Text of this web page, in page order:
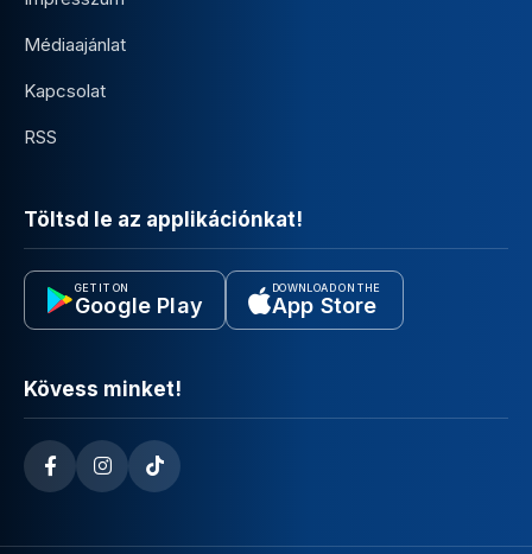
Médiaajánlat
Kapcsolat
RSS
Töltsd le az applikációnkat!
GET IT ON
Google Play
DOWNLOAD ON THE
App Store
Kövess minket!